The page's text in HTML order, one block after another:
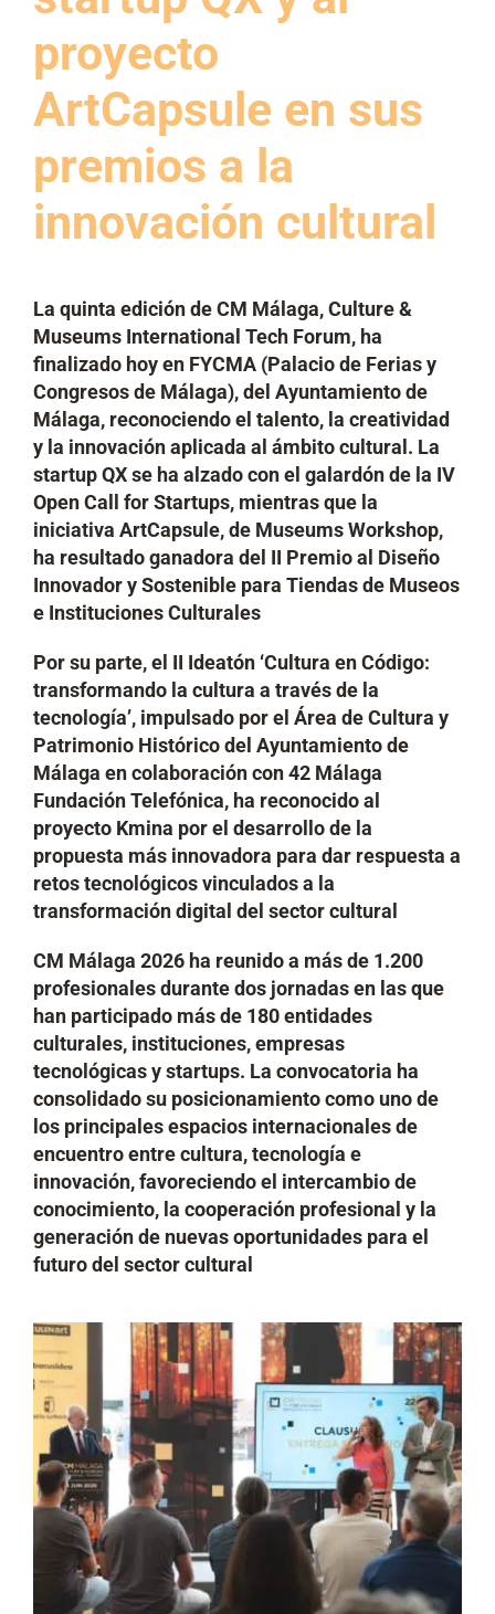
proyecto
ArtCapsule en sus
premios a la
innovación cultural
La quinta edición de CM Málaga, Culture &
Museums International Tech Forum, ha
finalizado hoy en FYCMA (Palacio de Ferias y
Congresos de Málaga), del Ayuntamiento de
Málaga, reconociendo el talento, la creatividad
y la innovación aplicada al ámbito cultural. La
startup QX se ha alzado con el galardón de la IV
Open Call for Startups, mientras que la
iniciativa ArtCapsule, de Museums Workshop,
ha resultado ganadora del II Premio al Diseño
Innovador y Sostenible para Tiendas de Museos
e Instituciones Culturales
Por su parte, el II Ideatón ‘Cultura en Código:
transformando la cultura a través de la
tecnología’, impulsado por el Área de Cultura y
Patrimonio Histórico del Ayuntamiento de
Málaga en colaboración con 42 Málaga
Fundación Telefónica, ha reconocido al
proyecto Kmina por el desarrollo de la
propuesta más innovadora para dar respuesta a
retos tecnológicos vinculados a la
transformación digital del sector cultural
CM Málaga 2026 ha reunido a más de 1.200
profesionales durante dos jornadas en las que
han participado más de 180 entidades
culturales, instituciones, empresas
tecnológicas y startups. La convocatoria ha
consolidado su posicionamiento como uno de
los principales espacios internacionales de
encuentro entre cultura, tecnología e
innovación, favoreciendo el intercambio de
conocimiento, la cooperación profesional y la
generación de nuevas oportunidades para el
futuro del sector cultural